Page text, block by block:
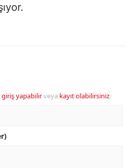
giriş yapabilirveya kayıt olabilirsiniz.